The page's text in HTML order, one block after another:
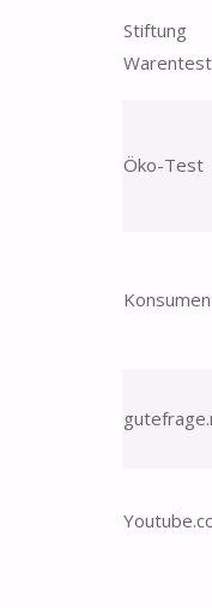
Stiftung
Warentest
Öko-Test